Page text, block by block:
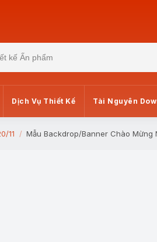
Dịch Vụ Thiết Kế Tài Nguyên
11 Mẫu Backdrop/Banner Chào Mừng